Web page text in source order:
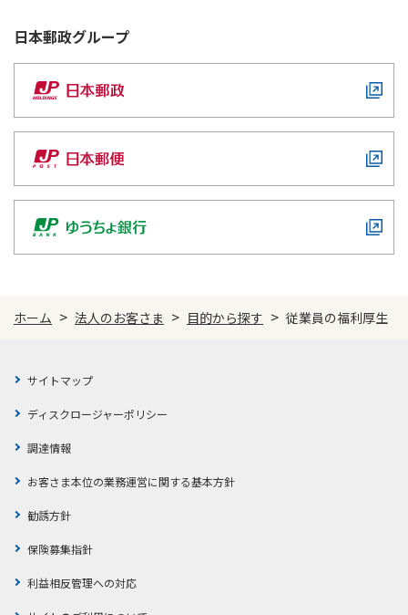
日本郵政グループ
ホーム > 法人のお客さま > 目的から探す > 従業員の福利厚生
サイトマップ
ディスクロージャーポリシー
調達情報
お客さま本位の業務運営に関する基本方針
勧誘方針
保険募集指針
利益相反管理への対応